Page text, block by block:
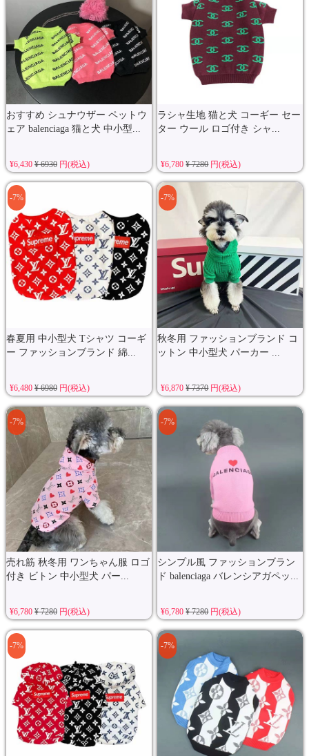
おすすめ シュナウザー ペットウ
ェア balenciaga 猫と犬 中小型...
¥6,430 ¥ 6930円(税込)
ラシャ生地 猫と犬 コーギー セー
ター ウール ロゴ付き シャ...
¥6,780¥ 7280円(税込)
春夏用 中小型犬 Tシャツ コーギ
ー ファッションブランド 綿...
-7%
¥6,480 ¥ 6980円(税込)
秋冬用 ファッションブランド コ
ットン 中小型犬 パーカー ...
-7%
¥6,870¥ 7370円(税込)
売れ筋 秋冬用 ワンちゃん服 ロゴ
付き ビトン 中小型犬 パー...
-7%
¥6,780 ¥ 7280円(税込)
シンプル風 ファッションブラン
ド balenciaga バレンシアガペッ...
-7%
¥6,780¥ 7280円(税込)
-7% -7%